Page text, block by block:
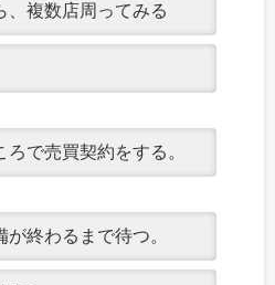
、複数店周ってみる
で売買契約をする。
終わるまで待つ。